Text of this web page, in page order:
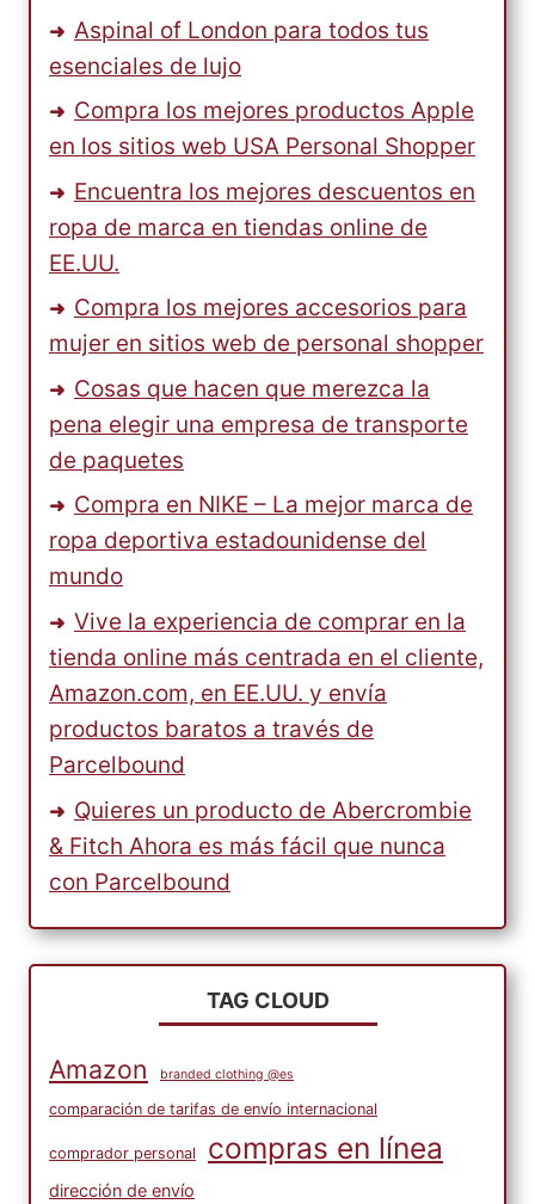
Aspinal of London para todos tus
esenciales de lujo
Compra los mejores productos Apple
en los sitios web USA Personal Shopper
Encuentra los mejores descuentos en
ropa de marca en tiendas online de
EE.UU.
Compra los mejores accesorios para
mujer en sitios web de personal shopper
Cosas que hacen que merezca la
pena elegir una empresa de transporte
de paquetes
Compra en NIKE – La mejor marca de
ropa deportiva estadounidense del
mundo
Vive la experiencia de comprar en la
tienda online más centrada en el cliente,
Amazon.com, en EE.UU. y envía
productos baratos a través de
Parcelbound
Quieres un producto de Abercrombie
& Fitch Ahora es más fácil que nunca
con Parcelbound
TAG CLOUD
Amazon branded clothing @es
comparación de tarifas de envío internacional
comprador personal compras en línea
dirección de envío